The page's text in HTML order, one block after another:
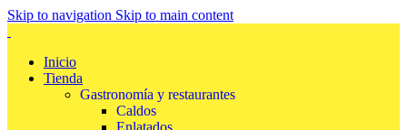
Skip to navigation Skip to main content
Inicio
Tienda
Gastronomía y restaurantes
Caldos
Enlatados